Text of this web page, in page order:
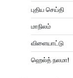
புதிய செய்தி
மாநிலம்
விளையாட்டு
ஹெல்த் நலமா!